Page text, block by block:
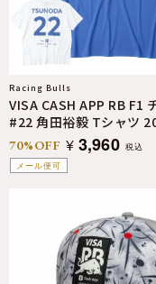
メール便可
Racing Bulls
VISA CASH APP RB F1
#22 角田裕毅 Tシャツ
70%OFF ¥ 3,960 税込